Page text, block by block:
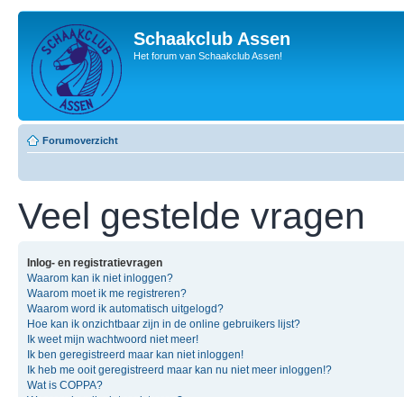
Schaakclub Assen
Het forum van Schaakclub Assen!
Forumoverzicht
Veel gestelde vragen
Inlog- en registratievragen
Waarom kan ik niet inloggen?
Waarom moet ik me registreren?
Waarom word ik automatisch uitgelogd?
Hoe kan ik onzichtbaar zijn in de online gebruikers lijst?
Ik weet mijn wachtwoord niet meer!
Ik ben geregistreerd maar kan niet inloggen!
Ik heb me ooit geregistreerd maar kan nu niet meer inloggen!?
Wat is COPPA?